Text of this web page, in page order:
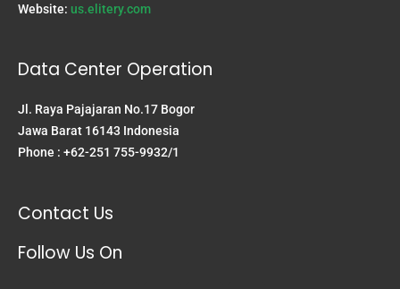
Website: us.elitery.com
Data Center Operation
Jl. Raya Pajajaran No.17 Bogor
Jawa Barat 16143 Indonesia
Phone : +62-251 755-9932/1
Contact Us
Follow Us On